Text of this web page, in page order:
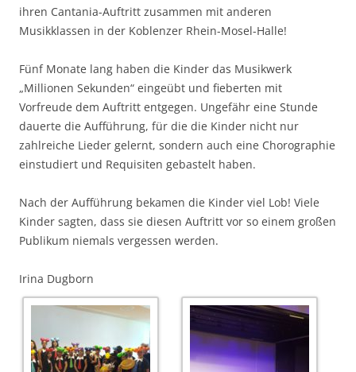
ihren Cantania-Auftritt zusammen mit anderen
Musikklassen in der Koblenzer Rhein-Mosel-Halle!
Fünf Monate lang haben die Kinder das Musikwerk
„Millionen Sekunden“ eingeübt und fieberten mit
Vorfreude dem Auftritt entgegen. Ungefähr eine Stunde
dauerte die Aufführung, für die die Kinder nicht nur
zahlreiche Lieder gelernt, sondern auch eine Chorographie
einstudiert und Requisiten gebastelt haben.
Nach der Aufführung bekamen die Kinder viel Lob! Viele
Kinder sagten, dass sie diesen Auftritt vor so einem großen
Publikum niemals vergessen werden.
Irina Dugborn